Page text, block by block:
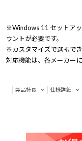
※Windows 11 セットア
ウントが必要です。
※カスタマイズで選択で
対応機能は、各メーカー
製品特長 仕様詳細